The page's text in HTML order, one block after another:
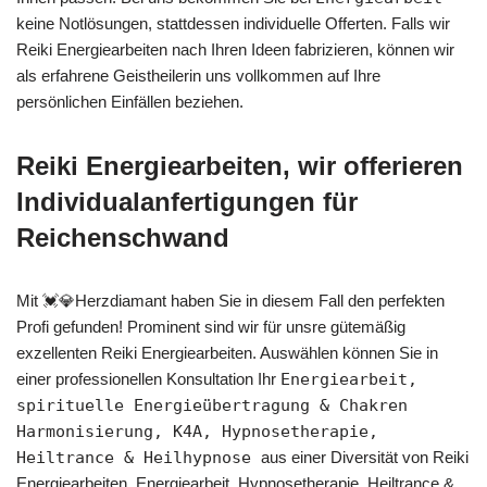
keine Notlösungen, stattdessen individuelle Offerten. Falls wir
Reiki Energiearbeiten nach Ihren Ideen fabrizieren, können wir
als erfahrene Geistheilerin uns vollkommen auf Ihre
persönlichen Einfällen beziehen.
Reiki Energiearbeiten, wir offerieren
Individualanfertigungen für
Reichenschwand
Mit 💓️💎Herzdiamant haben Sie in diesem Fall den perfekten
Profi gefunden! Prominent sind wir für unsre gütemäßig
exzellenten Reiki Energiearbeiten. Auswählen können Sie in
einer professionellen Konsultation Ihr Energiearbeit,
spirituelle Energieübertragung & Chakren
Harmonisierung, K4A, Hypnosetherapie,
Heiltrance & Heilhypnose aus einer Diversität von Reiki
Energiearbeiten. Energiearbeit, Hypnosetherapie, Heiltrance &